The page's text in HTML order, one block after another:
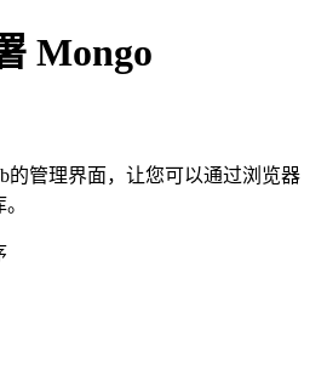
Mongo
的管理界面，让您可以通过浏览器